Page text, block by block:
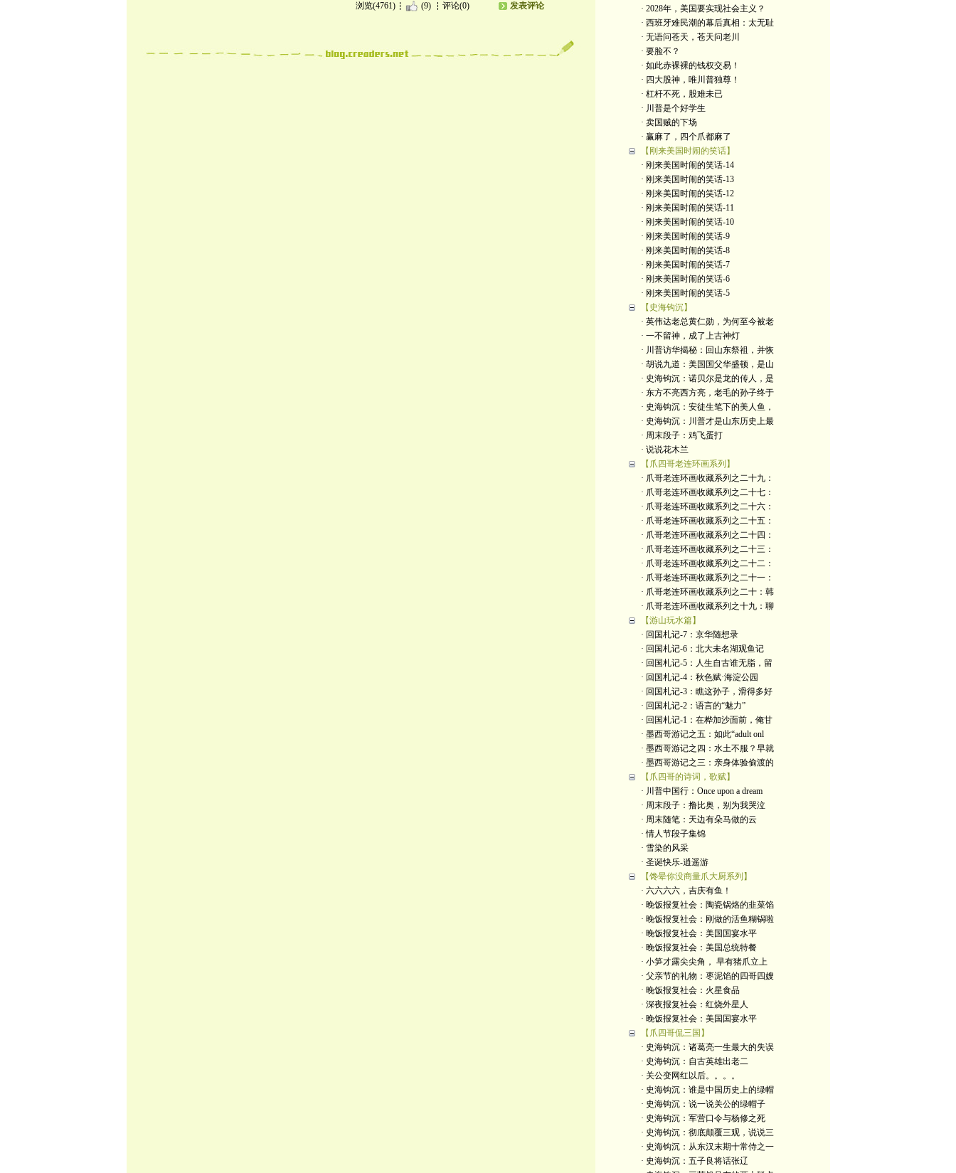
浏览(4761) (9) 评论(0) 发表评论
· 2028年，美国要实现社会主义？
· 西班牙难民潮的幕后真相：太无耻
· 无语问苍天，苍天问老川
· 要脸不？
· 如此赤裸裸的钱权交易！
· 四大股神，唯川普独尊！
· 杠杆不死，股难未已
· 川普是个好学生
· 卖国贼的下场
· 赢麻了，四个爪都麻了
【刚来美国时闹的笑话】
· 刚来美国时闹的笑话-14
· 刚来美国时闹的笑话-13
· 刚来美国时闹的笑话-12
· 刚来美国时闹的笑话-11
· 刚来美国时闹的笑话-10
· 刚来美国时闹的笑话-9
· 刚来美国时闹的笑话-8
· 刚来美国时闹的笑话-7
· 刚来美国时闹的笑话-6
· 刚来美国时闹的笑话-5
【史海钩沉】
· 英伟达老总黄仁勋，为何至今被老
· 一不留神，成了上古神灯
· 川普访华揭秘：回山东祭祖，并恢
· 胡说九道：美国国父华盛顿，是山
· 史海钩沉：诺贝尔是龙的传人，是
· 东方不亮西方亮，老毛的孙子终于
· 史海钩沉：安徒生笔下的美人鱼，
· 史海钩沉：川普才是山东历史上最
· 周末段子：鸡飞蛋打
· 说说花木兰
【爪四哥老连环画系列】
· 爪哥老连环画收藏系列之二十九：
· 爪哥老连环画收藏系列之二十七：
· 爪哥老连环画收藏系列之二十六：
· 爪哥老连环画收藏系列之二十五：
· 爪哥老连环画收藏系列之二十四：
· 爪哥老连环画收藏系列之二十三：
· 爪哥老连环画收藏系列之二十二：
· 爪哥老连环画收藏系列之二十一：
· 爪哥老连环画收藏系列之二十：韩
· 爪哥老连环画收藏系列之十九：聊
【游山玩水篇】
· 回国札记-7：京华随想录
· 回国札记-6：北大未名湖观鱼记
· 回国札记-5：人生自古谁无脂，留
· 回国札记-4：秋色赋·海淀公园
· 回国札记-3：瞧这孙子，滑得多好
· 回国札记-2：语言的“魅力”
· 回国札记-1：在桦加沙面前，俺甘
· 墨西哥游记之五：如此“adult onl
· 墨西哥游记之四：水土不服？早就
· 墨西哥游记之三：亲身体验偷渡的
【爪四哥的诗词，歌赋】
· 川普中国行：Once upon a dream
· 周末段子：撸比奥，别为我哭泣
· 周末随笔：天边有朵马做的云
· 情人节段子集锦
· 雪染的风采
· 圣诞快乐-逍遥游
【馋晕你没商量爪大厨系列】
· 六六六六，吉庆有鱼！
· 晚饭报复社会：陶瓷锅烙的韭菜馅
· 晚饭报复社会：刚做的活鱼糊锅啦
· 晚饭报复社会：美国国宴水平
· 晚饭报复社会：美国总统特餐
· 小笋才露尖尖角， 早有猪爪立上
· 父亲节的礼物：枣泥馅的四哥四嫂
· 晚饭报复社会：火星食品
· 深夜报复社会：红烧外星人
· 晚饭报复社会：美国国宴水平
【爪四哥侃三国】
· 史海钩沉：诸葛亮一生最大的失误
· 史海钩沉：自古英雄出老二
· 关公变网红以后。。。。
· 史海钩沉：谁是中国历史上的绿帽
· 史海钩沉：说一说关公的绿帽子
· 史海钩沉：军营口令与杨修之死
· 史海钩沉：彻底颠覆三观，说说三
· 史海钩沉：从东汉末期十常侍之一
· 史海钩沉：五子良将话张辽